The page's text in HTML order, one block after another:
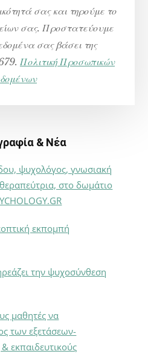
σας και τηρούμε το
σας. Προστατεύουμε
σας βάσει της
Πολιτική Προσωπικών
& Νέα
ψυχολόγος, γνωσιακή
στο δωμάτιο
εκπομπή
την ψυχοσύνθεση
μαθητές να
των εξετάσεων-
εκπαιδευτικούς